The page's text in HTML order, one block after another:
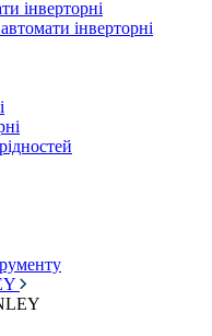
інверторні
інверторні